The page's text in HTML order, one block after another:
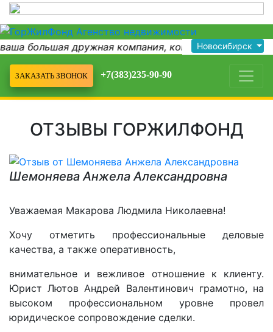
большая дружная компания, команда... Хочу
Новосибирск
ЗАКАЗАТЬ ЗВОНОК +7(383)235-90-90
ОТЗЫВЫ ГОРЖИЛФОНД
Шемоняева Анжела Александровна
Уважаемая Макарова Людмила Николаевна!
Хочу отметить профессиональные деловые
качества, а также оперативность,
внимательное и вежливое отношение к клиенту.
Юрист Лютов Андрей Валентинович грамотно, на
высоком профессиональном уровне провел
юридическое сопровождение сделки.